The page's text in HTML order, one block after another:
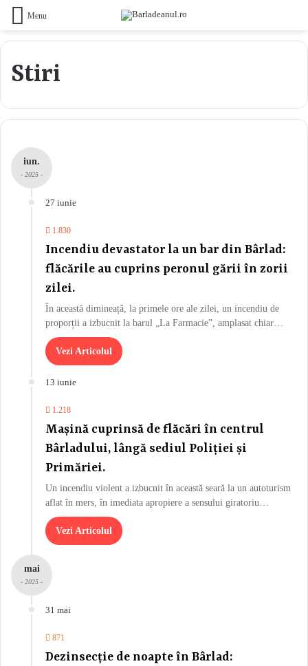
Menu
Stiri
iun.
- 2025 -
27 iunie
1.830
Incendiu devastator la un bar din Bârlad:
flăcările au cuprins peronul gării în zorii
zilei.
În această dimineață, la primele ore ale zilei, un incendiu de
proporții a izbucnit la barul „La Farmacie”, amplasat chiar…
Vezi Articolul
13 iunie
1.218
Mașină cuprinsă de flăcări în centrul
Bârladului, lângă sediul Poliției și
Primăriei.
Un incendiu violent a izbucnit în această seară la un autoturism
aflat în mers, în imediata apropiere a sensului giratoriu…
Vezi Articolul
mai
- 2025 -
31 mai
871
Dezinsecție de noapte în Bârlad: